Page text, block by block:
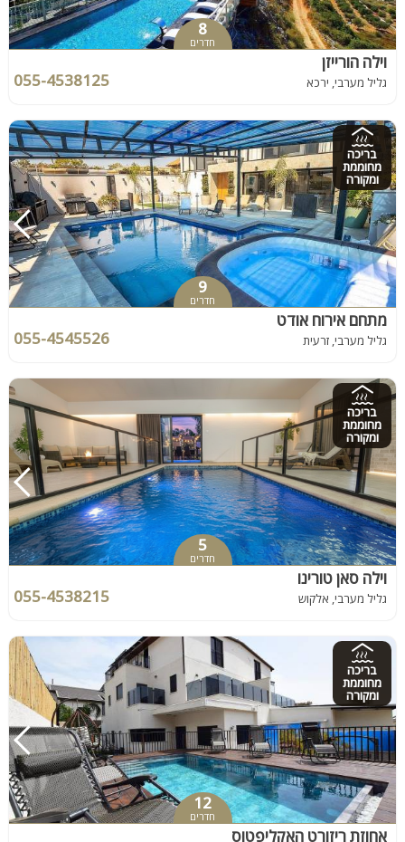
8
חדרים
וילה הורייזן
גליל מערבי, ירכא 055-4538125
בריכה
מחוממת
ומקורה
9
חדרים
מתחם אירוח אודט
גליל מערבי, זרעית 055-4545526
בריכה
מחוממת
ומקורה
5
חדרים
וילה סאן טורינו
גליל מערבי, אלקוש 055-4538215
בריכה
מחוממת
ומקורה
12
חדרים
אחוזת ריזורט האקליפטוס